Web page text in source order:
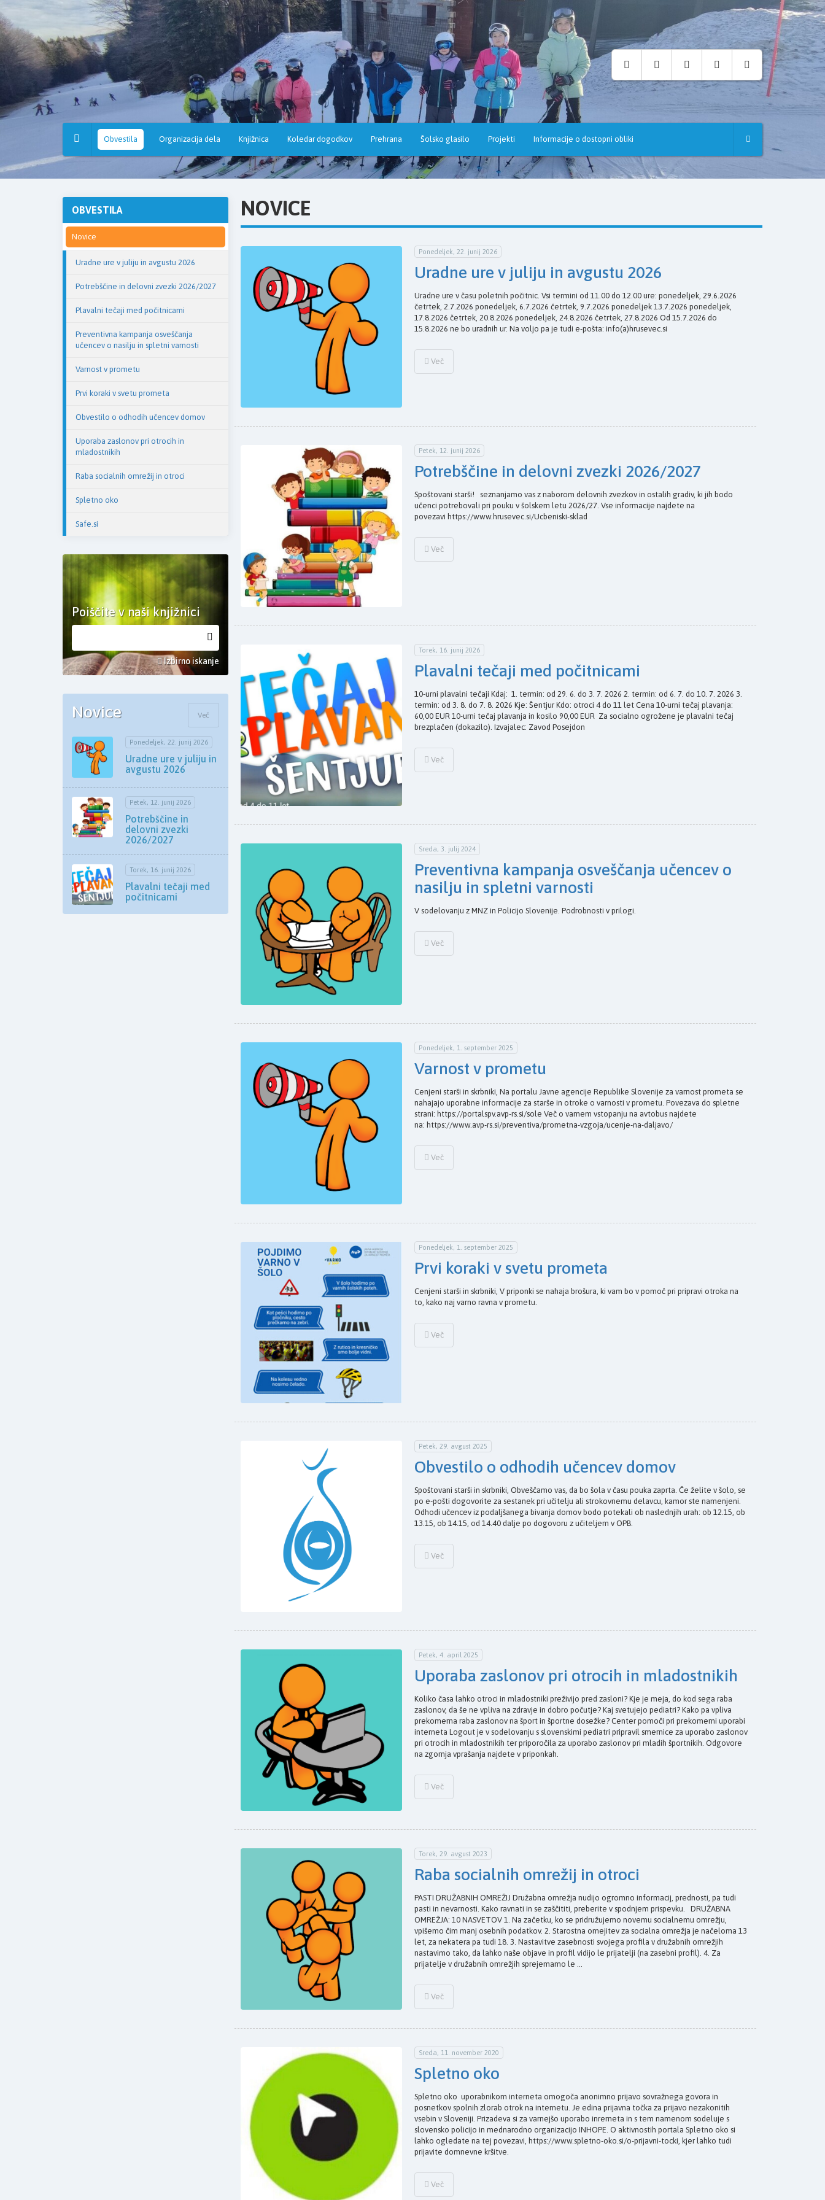
Osnovna
šola
Hruševec
Obvestila Organizacija dela Knjižnica Koledar dogodkov Prehrana Šolsko glasilo Projekti Informacije o dostopni obliki
OBVESTILA
Novice
Uradne ure v juliju in avgustu 2026
Potrebščine in delovni zvezki 2026/2027
Plavalni tečaji med počitnicami
Preventivna kampanja osveščanja
učencev o nasilju in spletni varnosti
Varnost v prometu
Prvi koraki v svetu prometa
Obvestilo o odhodih učencev domov
Uporaba zaslonov pri otrocih in
mladostnikih
Raba socialnih omrežij in otroci
Spletno oko
Safe.si
Poiščite v naši knjižnici
Izbirno iskanje
Novice Več
Ponedeljek, 22. junij 2026
Uradne ure v juliju in
avgustu 2026
Petek, 12. junij 2026
Potrebščine in
delovni zvezki
2026/2027
Torek, 16. junij 2026
Plavalni tečaji med
počitnicami
NOVICE
Ponedeljek, 22. junij 2026
Uradne ure v juliju in avgustu 2026
Uradne ure v času poletnih počitnic. Vsi termini od 11.00 do 12.00 ure: ponedeljek, 29.6.2026
četrtek, 2.7.2026 ponedeljek, 6.7.2026 četrtek, 9.7.2026 ponedeljek 13.7.2026 ponedeljek,
17.8.2026 četrtek, 20.8.2026 ponedeljek, 24.8.2026 četrtek, 27.8.2026 Od 15.7.2026 do
15.8.2026 ne bo uradnih ur. Na voljo pa je tudi e-pošta: info(a)hrusevec.si
Več
Petek, 12. junij 2026
Potrebščine in delovni zvezki 2026/2027
Spoštovani starši! seznanjamo vas z naborom delovnih zvezkov in ostalih gradiv, ki jih bodo
učenci potrebovali pri pouku v šolskem letu 2026/27. Vse informacije najdete na
povezavi https://www.hrusevec.si/Ucbeniski-sklad
Več
Torek, 16. junij 2026
Plavalni tečaji med počitnicami
10-urni plavalni tečaji Kdaj: 1. termin: od 29. 6. do 3. 7. 2026 2. termin: od 6. 7. do 10. 7. 2026 3.
termin: od 3. 8. do 7. 8. 2026 Kje: Šentjur Kdo: otroci 4 do 11 let Cena 10-urni tečaj plavanja:
60,00 EUR 10-urni tečaj plavanja in kosilo 90,00 EUR Za socialno ogrožene je plavalni tečaj
brezplačen (dokazilo). Izvajalec: Zavod Posejdon
Več
Sreda, 3. julij 2024
Preventivna kampanja osveščanja učencev o
nasilju in spletni varnosti
V sodelovanju z MNZ in Policijo Slovenije. Podrobnosti v prilogi.
Več
Ponedeljek, 1. september 2025
Varnost v prometu
Cenjeni starši in skrbniki, Na portalu Javne agencije Republike Slovenije za varnost prometa se
nahajajo uporabne informacije za starše in otroke o varnosti v prometu. Povezava do spletne
strani: https://portalspv.avp-rs.si/sole Več o varnem vstopanju na avtobus najdete
na: https://www.avp-rs.si/preventiva/prometna-vzgoja/ucenje-na-daljavo/
Več
Ponedeljek, 1. september 2025
Prvi koraki v svetu prometa
Cenjeni starši in skrbniki, V priponki se nahaja brošura, ki vam bo v pomoč pri pripravi otroka na
to, kako naj varno ravna v prometu.
Več
Petek, 29. avgust 2025
Obvestilo o odhodih učencev domov
Spoštovani starši in skrbniki, Obveščamo vas, da bo šola v času pouka zaprta. Če želite v šolo, se
po e-pošti dogovorite za sestanek pri učitelju ali strokovnemu delavcu, kamor ste namenjeni.
Odhodi učencev iz podaljšanega bivanja domov bodo potekali ob naslednjih urah: ob 12.15, ob
13.15, ob 14.15, od 14.40 dalje po dogovoru z učiteljem v OPB.
Več
Petek, 4. april 2025
Uporaba zaslonov pri otrocih in mladostnikih
Koliko časa lahko otroci in mladostniki preživijo pred zasloni? Kje je meja, do kod sega raba
zaslonov, da še ne vpliva na zdravje in dobro počutje? Kaj svetujejo pediatri? Kako pa vpliva
prekomerna raba zaslonov na šport in športne dosežke? Center pomoči pri prekomerni uporabi
interneta Logout je v sodelovanju s slovenskimi pediatri pripravil smernice za uporabo zaslonov
pri otrocih in mladostnikih ter priporočila za uporabo zaslonov pri mladih športnikih. Odgovore
na zgornja vprašanja najdete v priponkah.
Več
Torek, 29. avgust 2023
Raba socialnih omrežij in otroci
PASTI DRUŽABNIH OMREŽIJ Družabna omrežja nudijo ogromno informacij, prednosti, pa tudi
pasti in nevarnosti. Kako ravnati in se zaščititi, preberite v spodnjem prispevku. DRUŽABNA
OMREŽJA: 10 NASVETOV 1. Na začetku, ko se pridružujemo novemu socialnemu omrežju,
vpišemo čim manj osebnih podatkov. 2. Starostna omejitev za socialna omrežja je načeloma 13
let, za nekatera pa tudi 18. 3. Nastavitve zasebnosti svojega profila v družabnih omrežjih
nastavimo tako, da lahko naše objave in profil vidijo le prijatelji (na zasebni profil). 4. Za
prijatelje v družabnih omrežjih sprejemamo le ...
Več
Sreda, 11. november 2020
Spletno oko
Spletno oko uporabnikom interneta omogoča anonimno prijavo sovražnega govora in
posnetkov spolnih zlorab otrok na internetu. Je edina prijavna točka za prijavo nezakonitih
vsebin v Sloveniji. Prizadeva si za varnejšo uporabo inrerneta in s tem namenom sodeluje s
slovensko policijo in mednarodno organizacijo INHOPE. O aktivnostih portala Spletno oko si
lahko ogledate na tej povezavi, https://www.spletno-oko.si/o-prijavni-tocki, kjer lahko tudi
prijavite domnevne kršitve.
Več